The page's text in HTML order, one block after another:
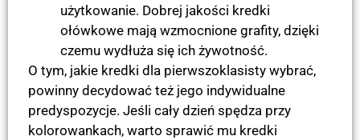
użytkowanie. Dobrej jakości kredki
ołówkowe mają wzmocnione grafity, dzięki
czemu wydłuża się ich żywotność.
O tym, jakie kredki dla pierwszoklasisty wybrać,
powinny decydować też jego indywidualne
predyspozycje. Jeśli cały dzień spędza przy
kolorowankach, warto sprawić mu kredki